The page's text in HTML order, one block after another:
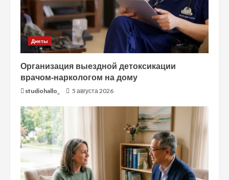
Диеты
Организация выездной детоксикации
врачом-наркологом на дому
studiohallo_ 5 августа 2026